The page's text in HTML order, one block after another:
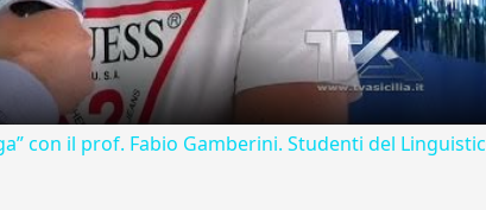
con il prof. Fabio Gamberini. Studenti del Linguistic